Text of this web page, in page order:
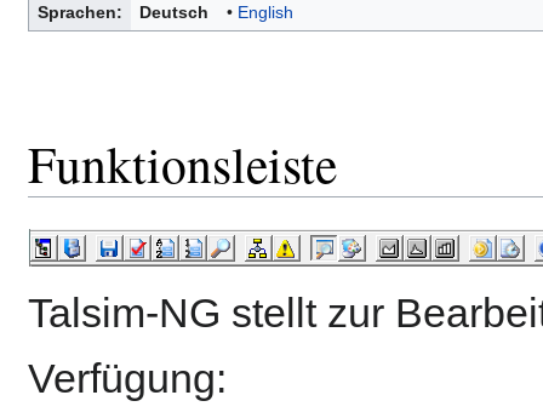
Sprachen: Deutsch English
Funktionsleiste
Talsim-NG stellt zur
Verfügung: